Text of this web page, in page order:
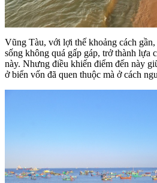
Vũng Tàu, với lợi thế khoảng cách
sống không quá gấp gáp, trở thành lựa
này. Nhưng điều khiến điểm đến này
ở biển vốn đã quen thuộc mà ở cách